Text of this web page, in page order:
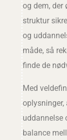
og dem, der
struktur
og
måde, så
finde de
Med
uddannelse
balance